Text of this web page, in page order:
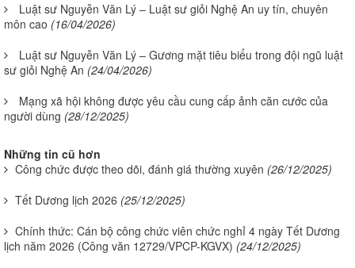
Luật sư Nguyễn Văn Lý – Luật sư giỏi Nghệ An uy tín, chuyên
môn cao (16/04/2026)
Luật sư Nguyễn Văn Lý – Gương mặt tiêu biểu trong đội ngũ luật
sư giỏi Nghệ An (24/04/2026)
Mạng xã hội không được yêu cầu cung cấp ảnh căn cước của
người dùng (28/12/2025)
Những tin cũ hơn
Công chức được theo dõi, đánh giá thường xuyên (26/12/2025)
Tết Dương lịch 2026 (25/12/2025)
Chính thức: Cán bộ công chức viên chức nghỉ 4 ngày Tết Dương
lịch năm 2026 (Công văn 12729/VPCP-KGVX) (24/12/2025)